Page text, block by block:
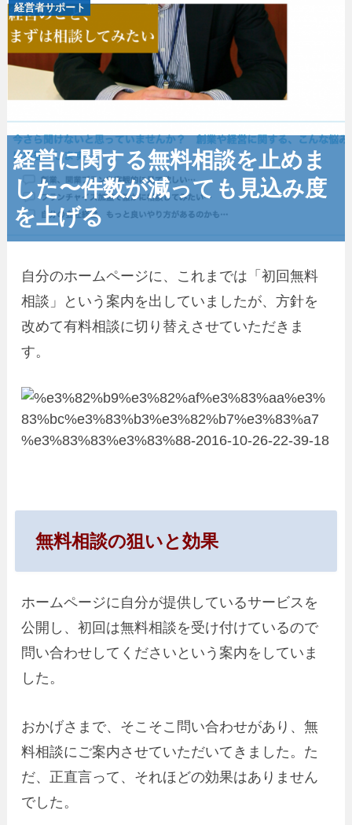
経営者サポート
経営に関する無料相談を止めま
した〜件数が減っても見込み度
を上げる
自分のホームページに、これまでは「初回無料
相談」という案内を出していましたが、方針を
改めて有料相談に切り替えさせていただきま
す。
無料相談の狙いと効果
ホームページに自分が提供しているサービスを
公開し、初回は無料相談を受け付けているので
問い合わせしてくださいという案内をしていま
した。
おかげさまで、そこそこ問い合わせがあり、無
料相談にご案内させていただいてきました。た
だ、正直言って、それほどの効果はありません
でした。